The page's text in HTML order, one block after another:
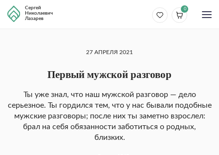
Сергей
Николаевич
Лазарев
0
27 АПРЕЛЯ 2021
Первый мужской разговор
Ты уже знал, что наш мужской разговор — дело
серьезное. Ты гордился тем, что у нас бывали подобные
мужские разговоры; после них ты заметно взрослел:
брал на себя обязанности заботиться о родных,
близких.